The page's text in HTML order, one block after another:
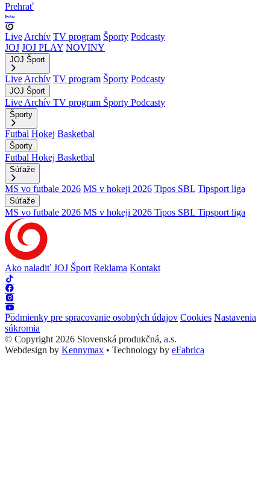
Prehrať
Live Archív TV program Športy Podcasty
JOJ JOJ PLAY NOVINY
JOJ Šport
Live Archív TV program Športy Podcasty
JOJ Šport
Live Archív TV program Športy Podcasty
Športy
Futbal Hokej Basketbal
Športy
Futbal Hokej Basketbal
Súťaže
MS vo futbale 2026 MS v hokeji 2026 Tipos SBL Tipsport liga
Súťaže
MS vo futbale 2026 MS v hokeji 2026 Tipos SBL Tipsport liga
Ako naladiť JOJ Šport Reklama Kontakt
Podmienky pre spracovanie osobných údajov Cookies Nastavenia
súkromia
© Copyright 2026 Slovenská produkčná, a.s.
Webdesign by Kennymax • Technology by eFabrica